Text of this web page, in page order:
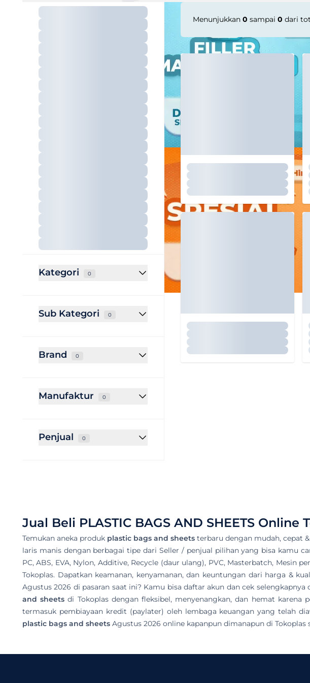
Kategori 0
Sub Kategori 0
Brand 0
Manufaktur 0
Penjual 0
Menunjukkan 0 sampai 0 dari
Jual Beli PLASTIC BAGS AND SHEETS Online
Temukan aneka produk plastic bags and sheets terbaru dengan mudah, cepat
laris manis dengan berbagai tipe dari Seller / penjual pilihan yang bisa kamu
PC, ABS, EVA, Nylon, Additive, Recycle (daur ulang), PVC, Masterbatch,
Tokoplas. Dapatkan keamanan, kenyamanan, dan keuntungan dari harga &
Agustus 2026 di pasaran saat ini? Kamu bisa daftar akun dan cek
and sheets di Tokoplas dengan fleksibel, menyenangkan, dan hemat
termasuk pembiayaan kredit (paylater) oleh lembaga keuangan yang telah
plastic bags and sheets Agustus 2026 online kapanpun dimanapun di Tokoplas